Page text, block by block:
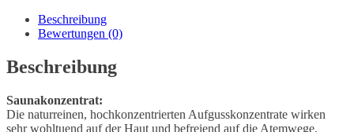
Beschreibung
Bewertungen (0)
Beschreibung
Saunakonzentrat:
Die naturreinen, hochkonzentrierten Aufgusskonzentrate wirken
sehr wohltuend auf der Haut und befreiend auf die Atemwege,